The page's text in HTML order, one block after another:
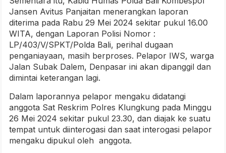
Jansen Avitus Panjaitan menerangkan laporan
diterima pada Rabu 29 Mei 2024 sekitar pukul 16.00
WITA, dengan Laporan Polisi Nomor :
LP/403/V/SPKT/Polda Bali, perihal dugaan
penganiayaan, masih berproses. Pelapor IWS, warga
Jalan Subak Dalem, Denpasar ini akan dipanggil dan
dimintai keterangan lagi.
Dalam laporannya pelapor mengaku didatangi
anggota Sat Reskrim Polres Klungkung pada Minggu
26 Mei 2024 sekitar pukul 23.30, dan diajak ke suatu
tempat untuk diinterogasi dan saat interogasi pelapor
mengaku dipukul oleh anggota.